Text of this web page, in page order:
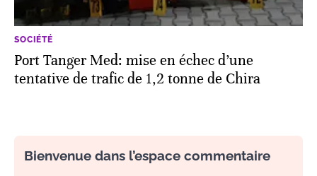
SOCIÉTÉ
Port Tanger Med: mise en échec d’une
tentative de trafic de 1,2 tonne de Chira
Bienvenue dans l’espace commentaire